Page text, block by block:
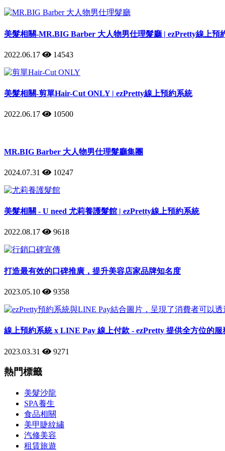
美髮相關-MR.BIG Barber 大人物男仕理髮廳 | ezPretty線上預
2022.06.17 14543
美髮相關-剪單Hair-Cut ONLY | ezPretty線上預約系統
2022.06.17 10500
MR.BIG Barber 大人物男仕理髮廳集團
2024.07.31 10247
美髮相關 - U need 尤莉養護髮館 | ezPretty線上預約系統
2022.08.17 9618
打造最有效的口碑推廣，提升美容店家品牌知名度
2023.05.10 9358
線上預約系統 x LINE Pay 線上付款 - ezPretty 提供全方位的服
2023.03.31 9271
熱門標籤
美髮沙龍
SPA養生
食品相關
美甲睫紋繡
汽修美容
租賃旅遊